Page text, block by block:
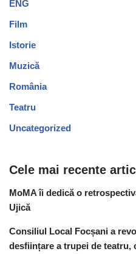
ENG
Film
Istorie
Muzică
România
Teatru
Uncategorized
Cele mai recente
MoMA îi dedică o
Ujică
Consiliul Local Focșani a
desființare a trupei de teatru,